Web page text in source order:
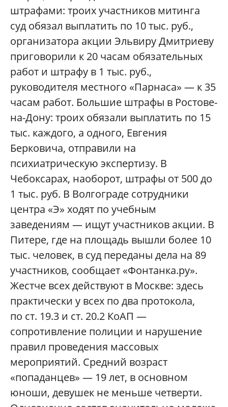
штрафами: троих участников митинга
суд обязал выплатить по 10 тыс. руб.,
организатора акции Эльвиру Дмитриеву
приговорили к 20 часам обязательных
работ и штрафу в 1 тыс. руб.,
руководителя местного «Парнаса» — к 35
часам работ. Большие штрафы в Ростове-
на-Дону: троих обязали выплатить по 15
тыс. каждого, а одного, Евгения
Берковича, отправили на
психиатрическую экспертизу. В
Чебоксарах, наоборот, штрафы от 500 до
1 тыс. руб. В Волгограде сотрудники
центра «Э» ходят по учебным
заведениям — ищут участников акции. В
Питере, где на площадь вышли более 10
тыс. человек, в суд переданы дела на 89
участников, сообщает «Фонтанка.ру».
Жестче всех действуют в Москве: здесь
практически у всех по два протокола,
по ст. 19.3 и ст. 20.2 КоАП —
сопротивление полиции и нарушение
правил проведения массовых
мероприятий. Средний возраст
«попаданцев» — 19 лет, в основном
юноши, девушек не меньше четверти.